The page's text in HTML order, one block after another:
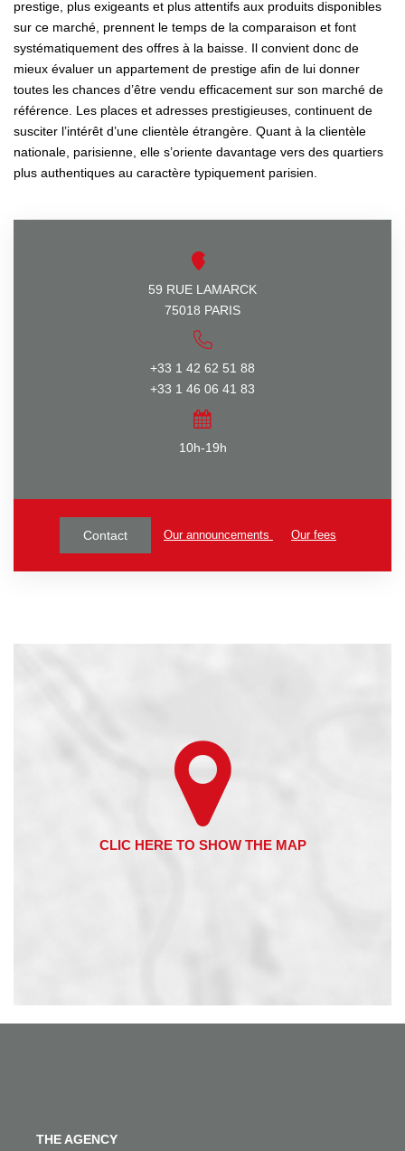
59 RUE LAMARCK
75018 PARIS
+33 1 42 62 51 88
+33 1 46 06 41 83
10h-19h
Contact Our announcements Our fees
prestige, plus exigeants et plus attentifs aux produits disponibles
sur ce marché, prennent le temps de la comparaison et font
systématiquement des offres à la baisse. Il convient donc de
mieux évaluer un appartement de prestige afin de lui donner
toutes les chances d’être vendu efficacement sur son marché de
référence. Les places et adresses prestigieuses, continuent de
susciter l’intérêt d’une clientèle étrangère. Quant à la clientèle
nationale, parisienne, elle s’oriente davantage vers des quartiers
plus authentiques au caractère typiquement parisien.
THE AGENCY